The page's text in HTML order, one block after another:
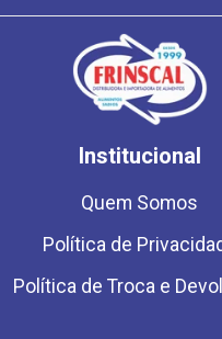
Institucional
Quem Somos
Política de
Política de Troca e